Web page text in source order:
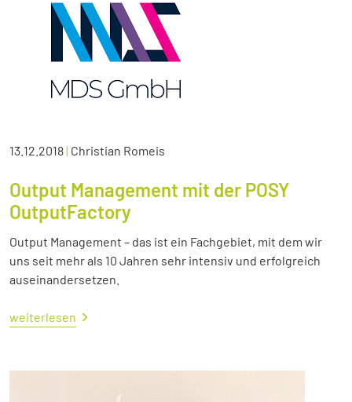
13.12.2018| Christian Romeis
Output Management mit der POSY
OutputFactory
Output Management – das ist ein Fachgebiet, mit dem wir
uns seit mehr als 10 Jahren sehr intensiv und erfolgreich
auseinandersetzen.
weiterlesen